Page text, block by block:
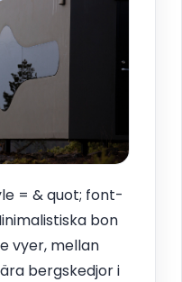
= & quot; font-
bon
vyer, mellan
bergskedjor i